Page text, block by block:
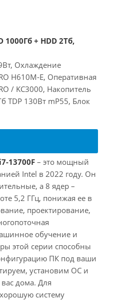
1000Гб + HDD 2Тб,
Охлаждение
H610M-E, Оперативная
/ KC3000, Накопитель
TDP 130Вт mP55, Блок
13700F – это мощный
Intel в 2022 году. Он
а 8 ядер –
5,2 ГГц, понижая ее в
проектирование,
обучение и
этой серии способны
ПК под ваши
установим ОС и
дома. Для
систему